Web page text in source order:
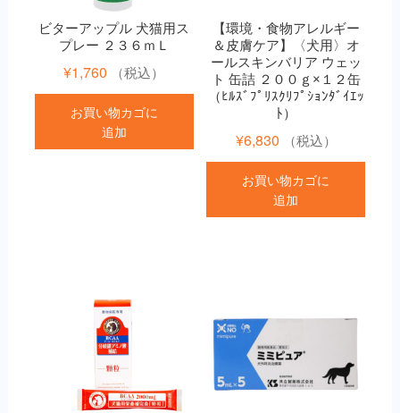
ビターアップル 犬猫用ス
プレー ２３６ｍＬ
¥1,760 （税込）
お買い物カゴに
追加
【環境・食物アレルギー
＆皮膚ケア】〈犬用〉オ
ールスキンバリア ウェッ
ト 缶詰 ２００ｇ×１２缶
（ﾋﾙｽﾞﾌﾟﾘｽｸﾘﾌﾟｼｮﾝﾀﾞｲｴｯ
ﾄ）
¥6,830 （税込）
お買い物カゴに
追加